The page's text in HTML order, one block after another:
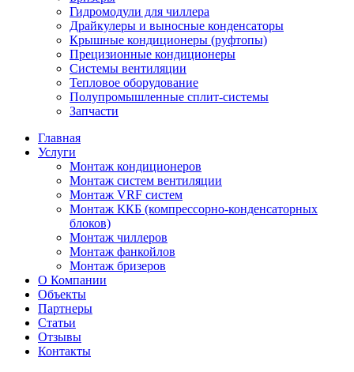
Гидромодули для чиллера
Драйкулеры и выносные конденсаторы
Крышные кондиционеры (руфтопы)
Прецизионные кондиционеры
Системы вентиляции
Тепловое оборудование
Полупромышленные сплит-системы
Запчасти
Главная
Услуги
Монтаж кондиционеров
Монтаж cистем вентиляции
Монтаж VRF систем
Монтаж ККБ (компрессорно-конденсаторных
блоков)
Монтаж чиллеров
Монтаж фанкойлов
Монтаж бризеров
О Компании
Объекты
Партнеры
Статьи
Отзывы
Контакты